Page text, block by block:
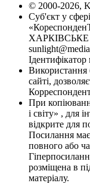
© 2000-2026,
Суб'єкт у
ХАРКІВСЬКЕ
Використання
сайті,
При
і світу» , для
відкрите для
Посилання має
повного або
розміщена в
матеріалу.